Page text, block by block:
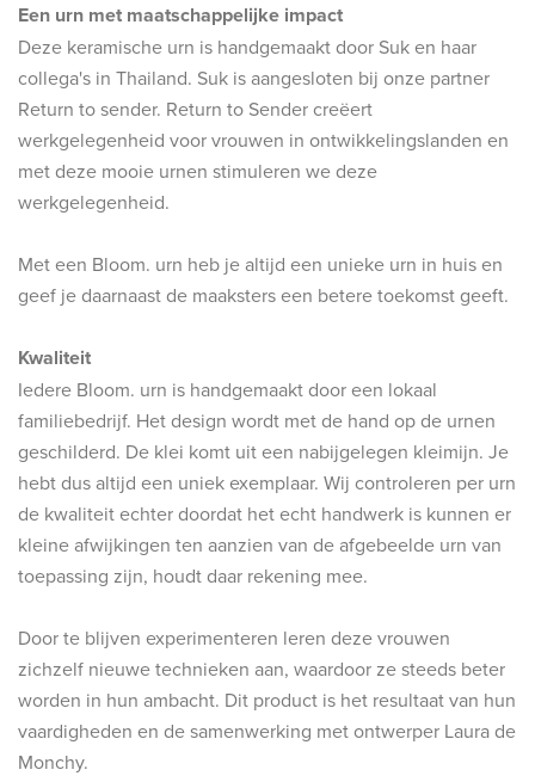
Een urn met maatschappelijke impact
Deze keramische urn is handgemaakt door Suk en haar
collega's in Thailand. Suk is aangesloten bij onze partner
Return to sender. Return to Sender creëert
werkgelegenheid voor vrouwen in ontwikkelingslanden en
met deze mooie urnen stimuleren we deze
werkgelegenheid.
Met een Bloom. urn heb je altijd een unieke urn in huis en
geef je daarnaast de maaksters een betere toekomst geeft.
Kwaliteit
Iedere Bloom. urn is handgemaakt door een lokaal
familiebedrijf. Het design wordt met de hand op de urnen
geschilderd. De klei komt uit een nabijgelegen kleimijn. Je
hebt dus altijd een uniek exemplaar. Wij controleren per urn
de kwaliteit echter doordat het echt handwerk is kunnen er
kleine afwijkingen ten aanzien van de afgebeelde urn van
toepassing zijn, houdt daar rekening mee.
Door te blijven experimenteren leren deze vrouwen
zichzelf nieuwe technieken aan, waardoor ze steeds beter
worden in hun ambacht. Dit product is het resultaat van hun
vaardigheden en de samenwerking met ontwerper Laura de
Monchy.